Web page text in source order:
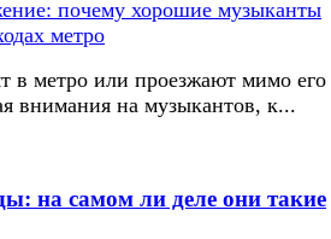
в метро или проезжают мимо его
внимания на музыкантов, к...
на самом ли деле они такие